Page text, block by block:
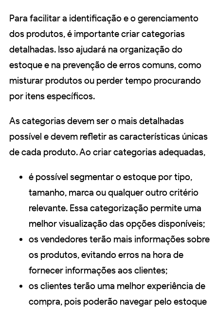
Para facilitar a identificação e o gerenciamento
dos produtos, é importante criar categorias
detalhadas. Isso ajudará na organização do
estoque e na prevenção de erros comuns, como
misturar produtos ou perder tempo procurando
por itens específicos.
As categorias devem ser o mais detalhadas
possível e devem refletir as características únicas
de cada produto. Ao criar categorias adequadas,
é possível segmentar o estoque por tipo,
tamanho, marca ou qualquer outro critério
relevante. Essa categorização permite uma
melhor visualização das opções disponíveis;
os vendedores terão mais informações sobre
os produtos, evitando erros na hora de
fornecer informações aos clientes;
os clientes terão uma melhor experiência de
compra, pois poderão navegar pelo estoque